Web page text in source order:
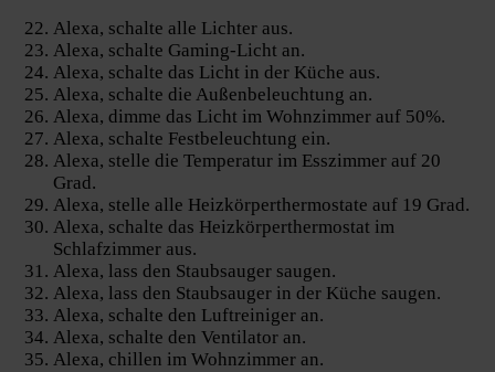
Alexa, schalte alle Lichter aus.
Alexa, schalte Gaming-Licht an.
Alexa, schalte das Licht in der Küche aus.
Alexa, schalte die Außenbeleuchtung an.
Alexa, dimme das Licht im Wohnzimmer auf 50%.
Alexa, schalte Festbeleuchtung ein.
Alexa, stelle die Temperatur im Esszimmer auf 20
Grad.
Alexa, stelle alle Heizkörperthermostate auf 19 Grad.
Alexa, schalte das Heizkörperthermostat im
Schlafzimmer aus.
Alexa, lass den Staubsauger saugen.
Alexa, lass den Staubsauger in der Küche saugen.
Alexa, schalte den Luftreiniger an.
Alexa, schalte den Ventilator an.
Alexa, chillen im Wohnzimmer an.